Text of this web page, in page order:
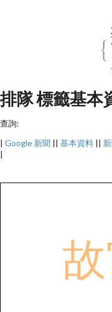
排隊 標籤基本
查詢:
| Google 新聞 || 基本資料 ||
|